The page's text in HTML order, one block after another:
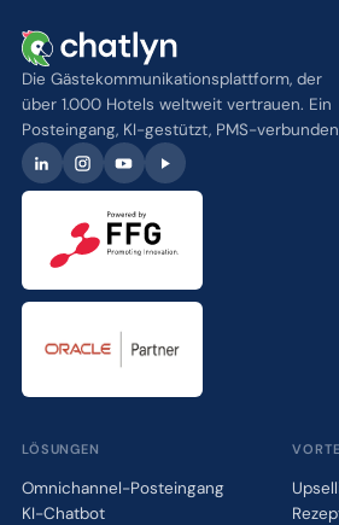
Die Gästekommunikationsplattform, der
über 1.000 Hotels weltweit vertrauen. Ein
Posteingang, KI-gestützt, PMS-
LÖSUNGEN
Omnichannel-Posteingang
KI-Chatbot